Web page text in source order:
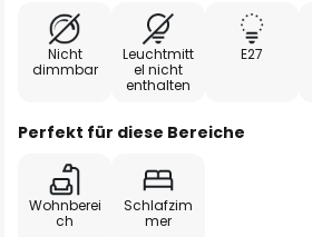
Nicht
dimmbar
Leuchtmitt
el nicht
enthalten
E27
Perfekt für diese Bereiche
Wohnberei
ch
Schlafzim
mer